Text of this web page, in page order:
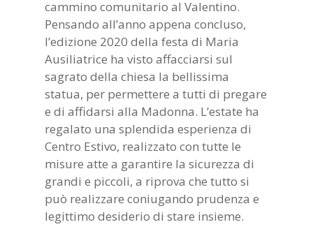
cammino comunitario al Valentino.
Pensando all’anno appena concluso,
l’edizione 2020 della festa di Maria
Ausiliatrice ha visto affacciarsi sul
sagrato della chiesa la bellissima
statua, per permettere a tutti di pregare
e di affidarsi alla Madonna. L’estate ha
regalato una splendida esperienza di
Centro Estivo, realizzato con tutte le
misure atte a garantire la sicurezza di
grandi e piccoli, a riprova che tutto si
può realizzare coniugando prudenza e
legittimo desiderio di stare insieme.